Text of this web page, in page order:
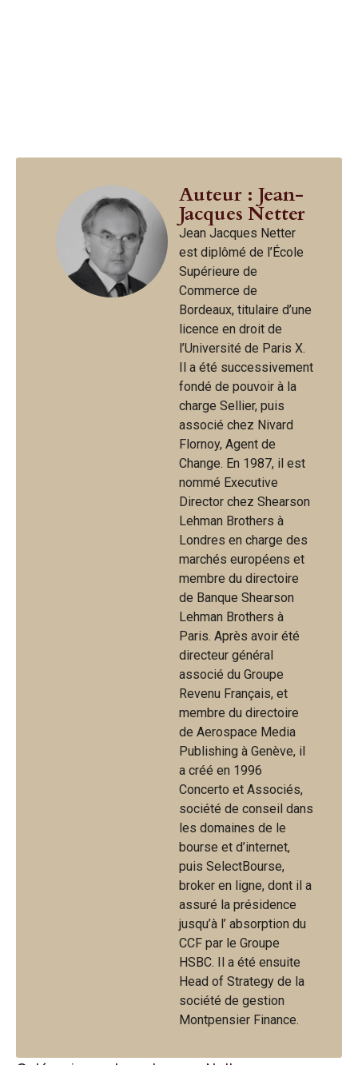
Auteur : Jean-
Jacques Netter
Jean Jacques Netter
est diplômé de l’École
Supérieure de
Commerce de
Bordeaux, titulaire d’une
licence en droit de
l’Université de Paris X.
Il a été successivement
fondé de pouvoir à la
charge Sellier, puis
associé chez Nivard
Flornoy, Agent de
Change. En 1987, il est
nommé Executive
Director chez Shearson
Lehman Brothers à
Londres en charge des
marchés européens et
membre du directoire
de Banque Shearson
Lehman Brothers à
Paris. Après avoir été
directeur général
associé du Groupe
Revenu Français, et
membre du directoire
de Aerospace Media
Publishing à Genève, il
a créé en 1996
Concerto et Associés,
société de conseil dans
les domaines de le
bourse et d’internet,
puis SelectBourse,
broker en ligne, dont il a
assuré la présidence
jusqu’à l’ absorption du
CCF par le Groupe
HSBC. Il a été ensuite
Head of Strategy de la
société de gestion
Montpensier Finance.